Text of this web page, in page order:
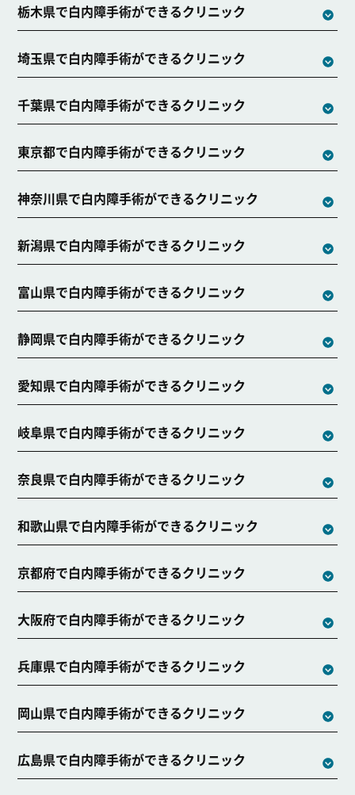
栃木県で白内障手術ができるクリニック
埼玉県で白内障手術ができるクリニック
千葉県で白内障手術ができるクリニック
東京都で白内障手術ができるクリニック
神奈川県で白内障手術ができるクリニック
新潟県で白内障手術ができるクリニック
富山県で白内障手術ができるクリニック
静岡県で白内障手術ができるクリニック
愛知県で白内障手術ができるクリニック
岐阜県で白内障手術ができるクリニック
奈良県で白内障手術ができるクリニック
和歌山県で白内障手術ができるクリニック
京都府で白内障手術ができるクリニック
大阪府で白内障手術ができるクリニック
兵庫県で白内障手術ができるクリニック
岡山県で白内障手術ができるクリニック
広島県で白内障手術ができるクリニック